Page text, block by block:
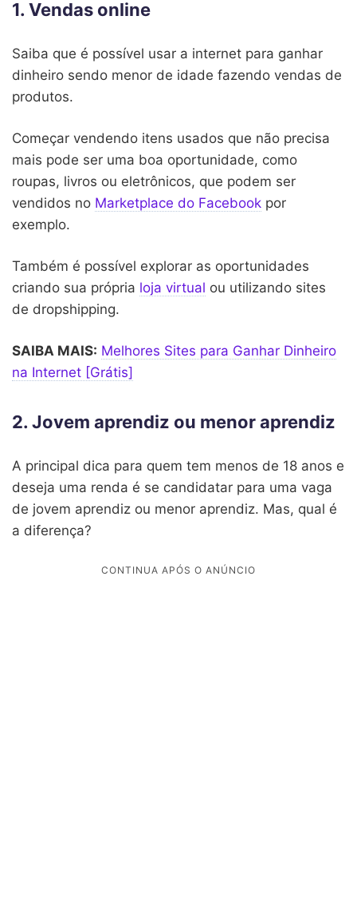
1. Vendas online
Saiba que é possível usar a internet para ganhar
dinheiro sendo menor de idade fazendo vendas de
produtos.
Começar vendendo itens usados que não precisa
mais pode ser uma boa oportunidade, como
roupas, livros ou eletrônicos, que podem ser
vendidos no Marketplace do Facebook por
exemplo.
Também é possível explorar as oportunidades
criando sua própria loja virtual ou utilizando sites
de dropshipping.
SAIBA MAIS: Melhores Sites para Ganhar Dinheiro
na Internet [Grátis]
2. Jovem aprendiz ou menor aprendiz
A principal dica para quem tem menos de 18 anos e
deseja uma renda é se candidatar para uma vaga
de jovem aprendiz ou menor aprendiz. Mas, qual é
a diferença?